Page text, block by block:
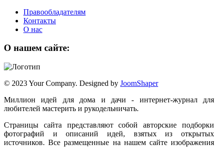
Правообладателям
Контакты
О нас
О нашем сайте:
© 2023 Your Company. Designed by JoomShaper
Миллион идей для дома и дачи - интернет-журнал для
любителей мастерить и рукодельничать.
Страницы сайта представляют собой авторские подборки
фотографий и описаний идей, взятых из открытых
источников. Все размещенные на нашем сайте изображения